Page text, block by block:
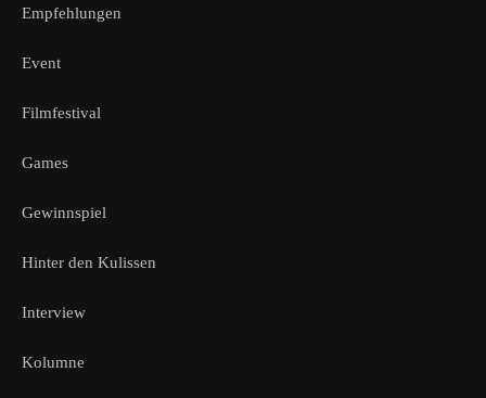
Empfehlungen
Event
Filmfestival
Games
Gewinnspiel
Hinter den Kulissen
Interview
Kolumne